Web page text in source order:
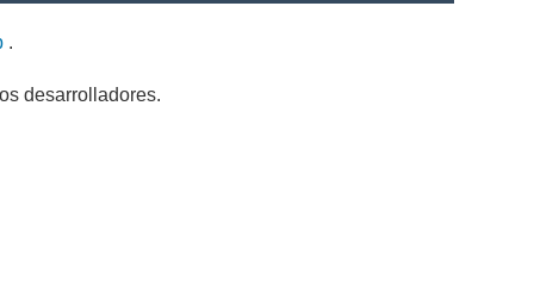
.
desarrolladores.